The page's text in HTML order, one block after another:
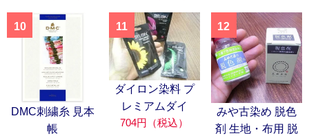
10
DMC刺繍糸 見本
帳
11
ダイロン染料 プ
レミアムダイ
704円（税込）
12
みや古染め 脱色
剤 生地・布用 脱